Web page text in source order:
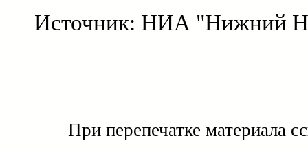
Источник: НИА "Нижний
При перепечатке материала